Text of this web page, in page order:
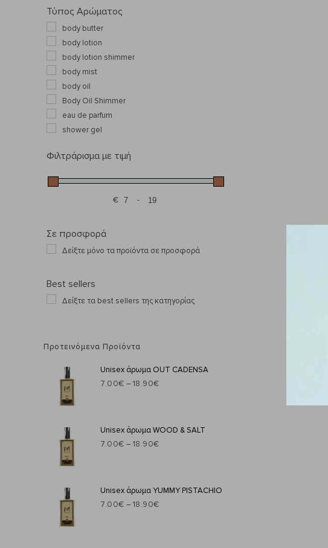
Serum
Μάσκες Προσώπου
Κρέμες Προσώπου
Αντηλιακή προστασία
Φροντίδα Ματιών
Φροντίδα Χειλιών
Σώμα
Body Mist
Scrub Σώματος
Καθαρισμός Σώματος
Κρέμες Χεριών
Gift Boxes set
Κοσμήματα
Βραχιόλια
Σκουλαρίκια
Σετ
Τύπος Αρώματος
body butter
body lotion
body lotion shimmer
body mist
body oil
Body Oil Shimmer
eau de parfum
shower gel
Φιλτράρισμα με τιμή
€ -
Σε προσφορά
Δείξτε μόνο τα προϊόντα σε προσφορά
Best sellers
Δείξτε τα best sellers της κατηγορίας
Προτεινόμενα Προϊόντα
Unisex άρωμα OUT CADENSA
7.00€ – 18.90€
Unisex άρωμα WOOD & SALT
7.00€ – 18.90€
Unisex άρωμα YUMMY PISTACHIO
7.00€ – 18.90€